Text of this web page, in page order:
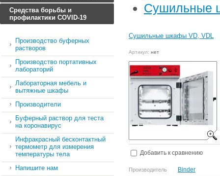
Сушильные
Cушильные шкафы VD, VDL
Артикул: нет
Добавить к сравнению
Производитель Binder
Средства борьбы и
профилактики COVID-19
Производство буферных
растворов
Производство портативных
лабораторий
Лабораторная мебель и
вытяжные шкафы
Производители
Буферный раствор для теста
на коронавирус
Инфракрасный бесконтактный
термометр для измерения
температуры тела
Напишите нам